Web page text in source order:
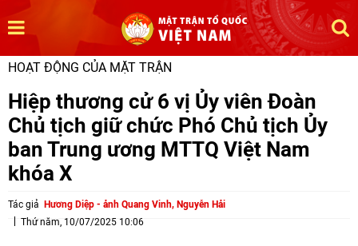
HOẠT ĐỘNG CỦA MẶT TRẬN
Hiệp thương cử 6 vị Ủy viên Đoàn
Chủ tịch giữ chức Phó Chủ tịch Ủy
ban Trung ương MTTQ Việt Nam
khóa X
Tác giả
Hương Diệp - ảnh Quang Vinh, Nguyễn Hải
Thứ năm, 10/07/2025 10:06